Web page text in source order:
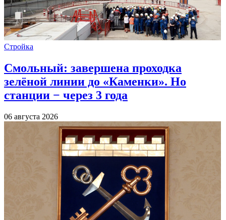
Стройка
Смольный: завершена проходка
зелёной линии до «Каменки». Но
станции − через 3 года
06 августа 2026